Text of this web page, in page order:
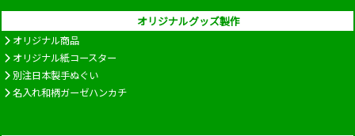
オリジナルグッズ製作
オリジナル商品
オリジナル紙コースター
別注日本製手ぬぐい
名入れ和柄ガーゼハンカチ